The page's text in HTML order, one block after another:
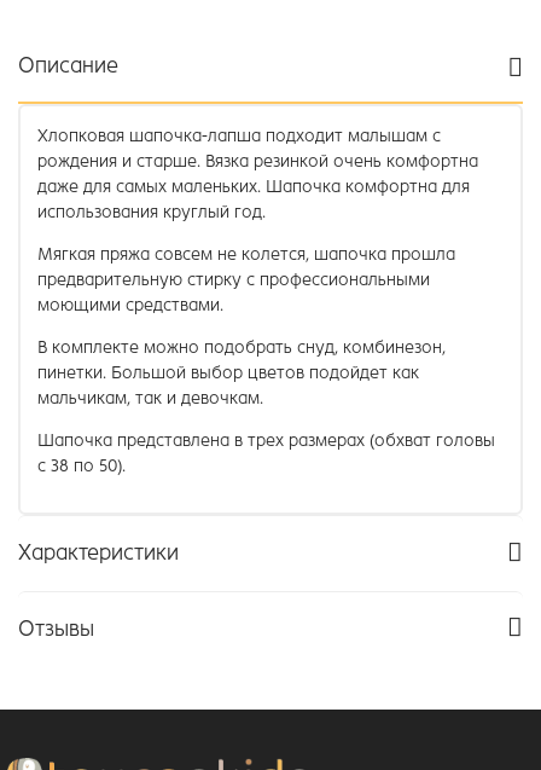
Описание
Хлопковая шапочка-лапша подходит малышам с
рождения и старше. Вязка резинкой очень комфортна
даже для самых маленьких. Шапочка комфортна для
использования круглый год.
Мягкая пряжа совсем не колется, шапочка прошла
предварительную стирку с профессиональными
моющими средствами.
В комплекте можно подобрать снуд, комбинезон,
пинетки. Большой выбор цветов подойдет как
мальчикам, так и девочкам.
Шапочка представлена в трех размерах (обхват головы
с 38 по 50).
Характеристики
Отзывы